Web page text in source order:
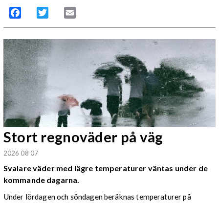
Facebook Twitter
Stort regnoväder på väg
2026 08 07
Svalare väder med lägre temperaturer väntas under de
kommande dagarna.
Under lördagen och söndagen beräknas temperaturer på